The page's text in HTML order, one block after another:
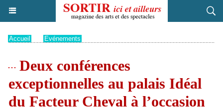
Accueil Evénements
Deux conférences
exceptionnelles au palais Idéal
du Facteur Cheval à l’occasion